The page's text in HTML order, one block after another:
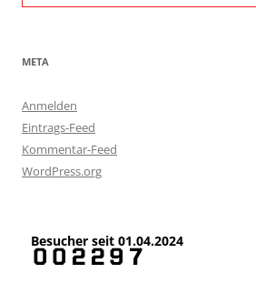
META
Anmelden
Eintrags-Feed
Kommentar-Feed
WordPress.org
Besucher seit 01.04.2024